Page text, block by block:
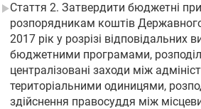
Стаття 2. Затвердити бюджетні
розпорядникам коштів
2017 рік у розрізі відповідальних
бюджетними програмами, розподіл
централізовані заходи між
територіальними одиницями,
здійснення правосуддя між